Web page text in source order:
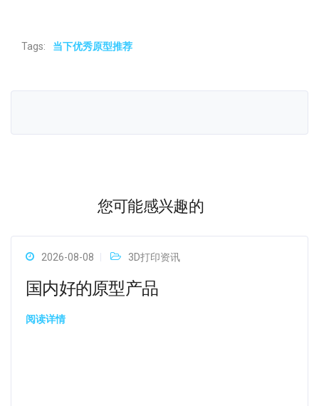
Tags: 当下优秀原型推荐
您可能感兴趣的
2026-08-08 3D打印资讯
国内好的原型产品
阅读详情